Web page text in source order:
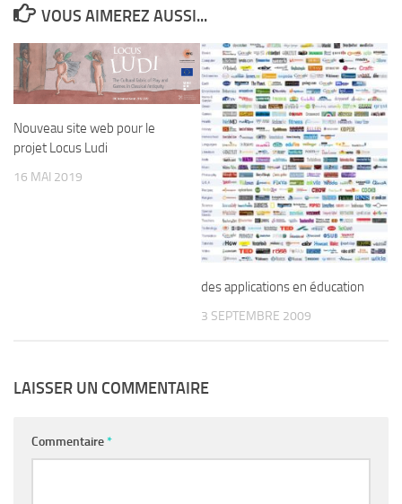
VOUS AIMEREZ AUSSI...
Nouveau site web pour le
projet Locus Ludi
16 MAI 2019
des applications en éducation
3 SEPTEMBRE 2009
LAISSER UN COMMENTAIRE
Commentaire*